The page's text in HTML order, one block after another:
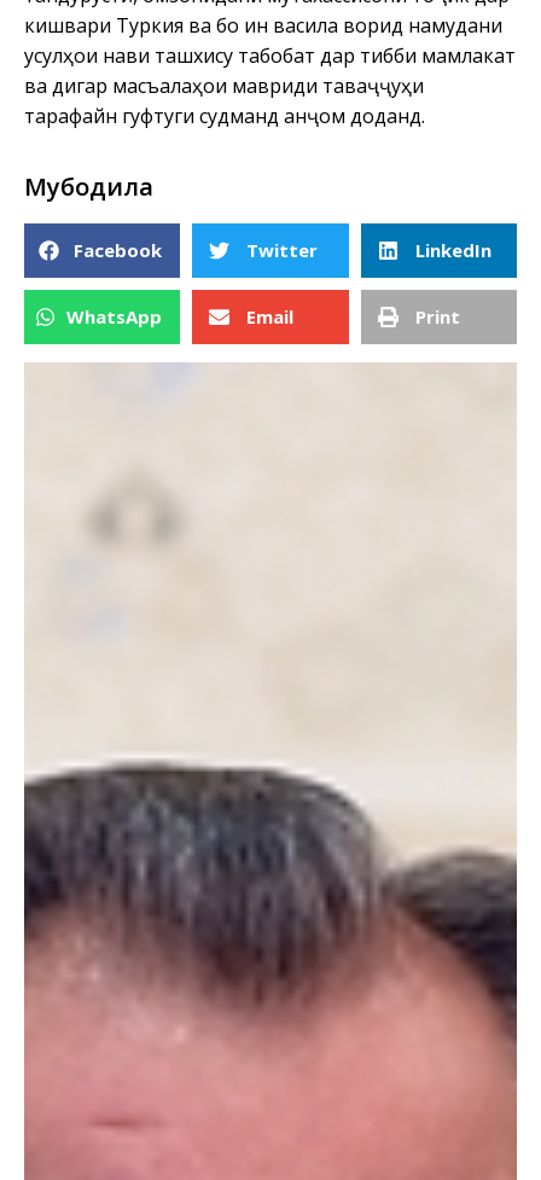
кишвари Туркия ва бо ин васила ворид намудани
усулҳои нави ташхису табобат дар тибби мамлакат
ва дигар масъалаҳои мавриди таваҷҷуҳи
тарафайн гуфтугӯи судманд анҷом доданд.
Мубодила
Facebook Twitter LinkedIn
WhatsApp Email Print